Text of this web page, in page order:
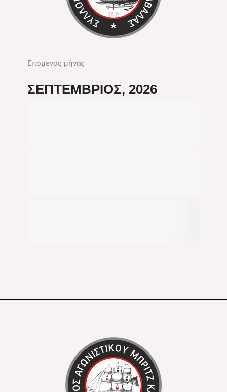
Επόμενος μήνας
ΣΕΠΤΈΜΒΡΙΟΣ, 2026